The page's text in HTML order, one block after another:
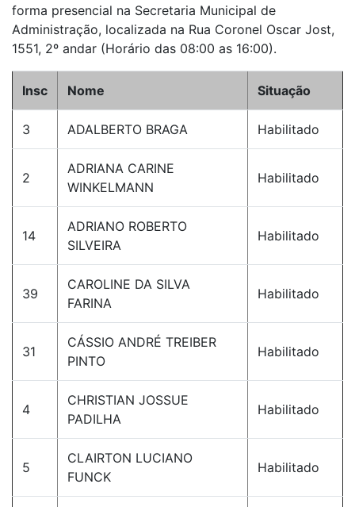
forma presencial na Secretaria Municipal de
Administração, localizada na Rua Coronel Oscar Jost,
1551, 2º andar (Horário das 08:00 as 16:00).
Insc Nome Situação
3 ADALBERTO BRAGA Habilitado
2
ADRIANA CARINE
WINKELMANN
Habilitado
14
ADRIANO ROBERTO
SILVEIRA
Habilitado
39
CAROLINE DA SILVA
FARINA
Habilitado
31
CÁSSIO ANDRÉ TREIBER
PINTO
Habilitado
4
CHRISTIAN JOSSUE
PADILHA
Habilitado
5
CLAIRTON LUCIANO
FUNCK
Habilitado